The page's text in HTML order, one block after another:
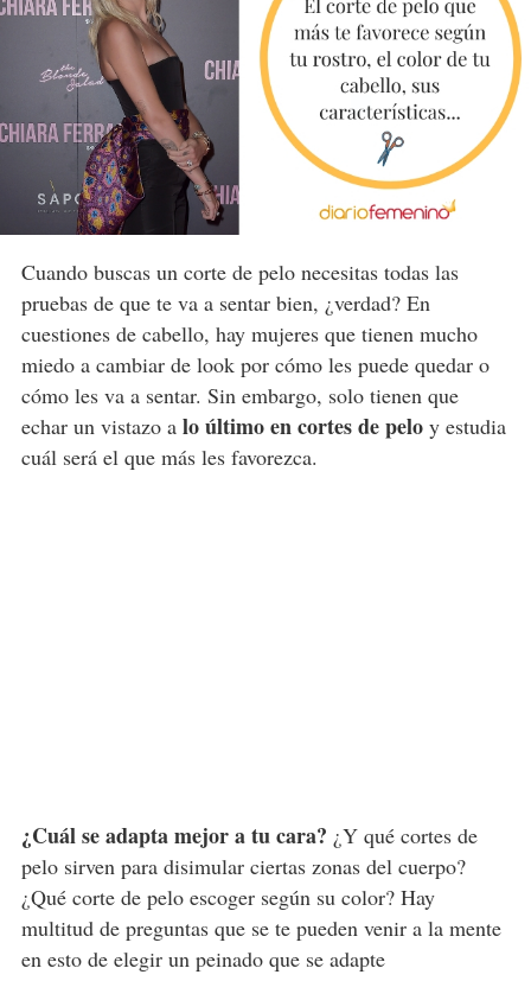
Cuando buscas un corte de pelo necesitas todas las
pruebas de que te va a sentar bien, ¿verdad? En
cuestiones de cabello, hay mujeres que tienen mucho
miedo a cambiar de look por cómo les puede quedar o
cómo les va a sentar. Sin embargo, solo tienen que
echar un vistazo a lo último en cortes de peloy estudia
cuál será el que más les favorezca.
¿Cuál se adapta mejor a tu cara? ¿Y qué cortes de
pelo sirven para disimular ciertas zonas del cuerpo?
¿Qué corte de pelo escoger según su color? Hay
multitud de preguntas que se te pueden venir a la mente
en esto de elegir un peinado que se adapte